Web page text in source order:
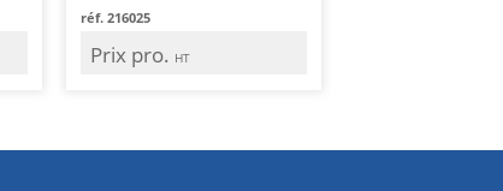
réf. 216025
Prix pro. HT